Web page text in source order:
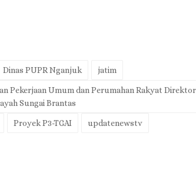
Dinas PUPR Nganjuk jatim
Pekerjaan Umum dan Perumahan Rakyat
Sungai Brantas
Proyek P3-TGAI updatenewstv